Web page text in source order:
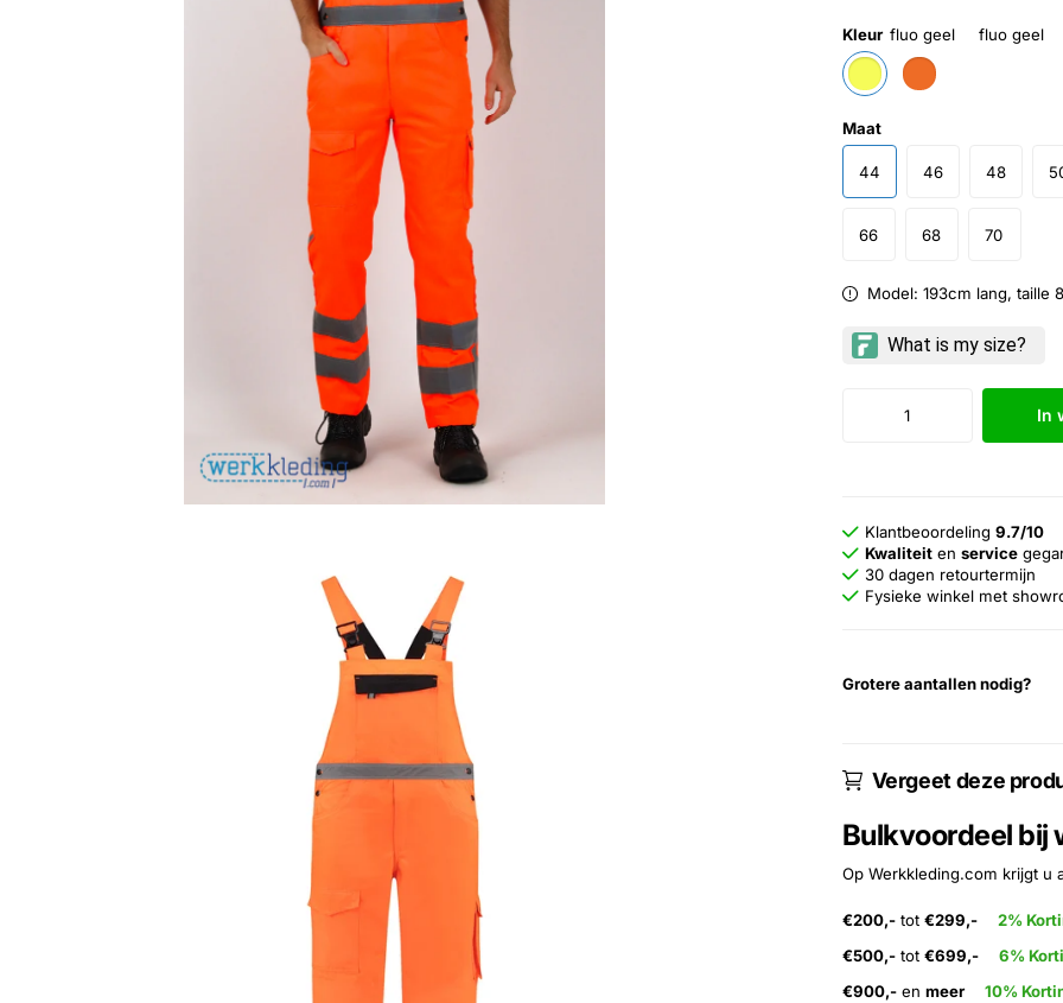
Kleur fluo geel fluo geel
Maat
44 46 48
66 68 70
Model: 193cm lang, taille
In
Klantbeoordeling9.7/10
Kwaliteit enservice
30 dagen retourtermijn
Fysieke winkel met
Grotere aantallen nodig?
Vergeet deze
Bulkvoordeel bij
Op Werkkleding.com krijgt u
€200,-tot €299,-
2%
€500,-tot €699,-
6%
€900,-en meer 10%